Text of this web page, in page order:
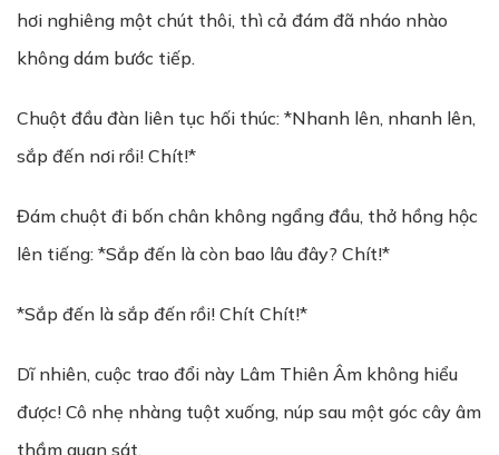
hơi nghiêng một chút thôi, thì cả đám đã nháo nhào
không dám bước tiếp.
Chuột đầu đàn liên tục hối thúc: *Nhanh lên, nhanh lên,
sắp đến nơi rồi! Chít!*
Đám chuột đi bốn chân không ngẩng đầu, thở hồng hộc
lên tiếng: *Sắp đến là còn bao lâu đây? Chít!*
*Sắp đến là sắp đến rồi! Chít Chít!*
Dĩ nhiên, cuộc trao đổi này Lâm Thiên Âm không hiểu
được! Cô nhẹ nhàng tuột xuống, núp sau một góc cây âm
thầm quan sát.